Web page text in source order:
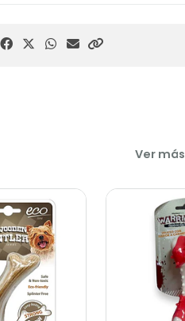
Ver